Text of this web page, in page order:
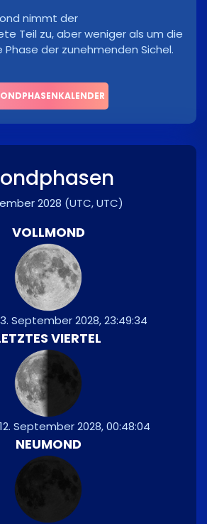
nimmt der
Teil zu, aber weniger als um die
Phase der zunehmenden Sichel.
2028 (UTC, UTC)
VOLLMOND
September 2028, 23:49:34
VIERTEL
September 2028, 00:48:04
NEUMOND